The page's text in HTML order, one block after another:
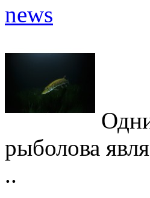
рыболова
..